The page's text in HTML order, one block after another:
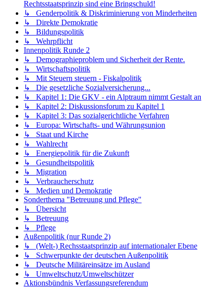
Innenpolitik Runde 2
↳ Demographieproblem und Sicherheit der Rente.
↳ Wirtschaftspolitik
↳ Mit Steuern steuern - Fiskalpolitik
↳ Die gesetzliche Sozialversicherung...
↳ Kapitel 1: Die GKV - ein Alptraum nimmt Gestalt an
↳ Kapitel 2: Diskussionsforum zu Kapitel 1
↳ Kapitel 3: Das sozialgerichtliche Verfahren
↳ Europa: Wirtschafts- und Währungsunion
↳ Staat und Kirche
↳ Wahlrecht
↳ Energiepolitik für die Zukunft
↳ Gesundheitspolitik
↳ Migration
↳ Verbraucherschutz
↳ Medien und Demokratie
Sonderthema "Betreuung und Pflege"
↳ Übersicht
↳ Betreuung
↳ Pflege
Außenpolitik (nur Runde 2)
↳ (Welt-) Rechsstaatsprinzip auf internationaler Ebene
↳ Schwerpunkte der deutschen Außenpolitik
↳ Deutsche Militäreinsätze im Ausland
↳ Umweltschutz/Umweltschützer
Aktionsbündnis Verfassungsreferendum
↳ Parteien
↳ 1. Bürgerliche Partei
↳ 2. Partei der Vernunft
↳ 4. Wählergemeinschaft für Volksentscheide
↳ 5. newropeans